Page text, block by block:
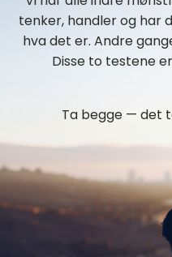
tenker, handler og har
hva det er. Andre
Disse to testene
Ta begge — det